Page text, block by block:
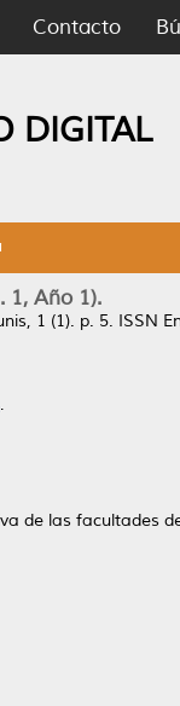
Contacto
DIGITAL
1, Año 1).
1 (1). p. 5. ISSN
.
de las facultades